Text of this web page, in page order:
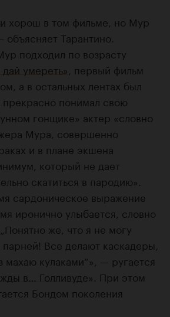
хорош в том фильме, но Мур
Тарантино.
подходил по возрасту
умереть», первый фильм
а в остальных лентах был
понимал свою
гонщике» актер «словно
Мура, совершенно
и в плане экшена
который не дает
скатиться в пародию».
сардоническое выражение
иронично улыбается, словно
же, что я не могу
парней! Все делают каскадеры,
махаю кулаками“», — ругается
в… Голливуде». При этом
Бондом поколения